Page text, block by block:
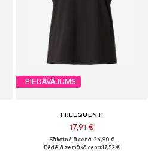
PIEDĀVĀJUMS
FREEQUENT
17,91 €
Sākotnējā cena: 24,90 €
Pēdējā zemākā cena:17,52 €